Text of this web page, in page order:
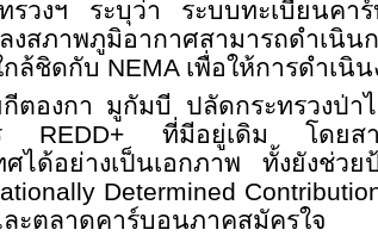
รวงฯ ระบุว่า ระบบทะเบียนคา
งสภาพภูมิอากาศสามารถดำเ
กล้ชิดกับ NEMA เพื่อให้การดำเนิ
ตองกา มูกัมบี ปลัดกระทรวงป่า
ร REDD+ ที่มีอยู่เดิม โดยสา
ศได้อย่างเป็นเอกภาพ ทั้งยังช่
Determined
ะตลาดคาร์บอนภาคสมัครใจ